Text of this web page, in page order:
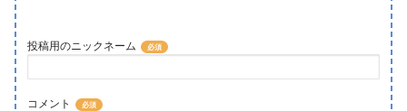
投稿用のニックネーム
コメント